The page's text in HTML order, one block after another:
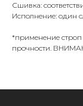
Сшивка:
Исполнение: один
*применение строп
прочности.